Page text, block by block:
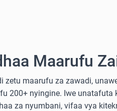
Maarufu
zetu maarufu za zawadi,
200+ nyingine. Iwe
za nyumbani, vifaa vya